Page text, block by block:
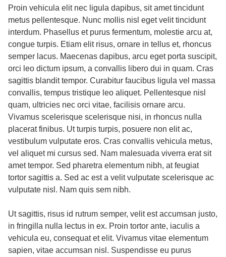
Proin vehicula elit nec ligula dapibus, sit amet tincidunt
metus pellentesque. Nunc mollis nisl eget velit tincidunt
interdum. Phasellus et purus fermentum, molestie arcu at,
congue turpis. Etiam elit risus, ornare in tellus et, rhoncus
semper lacus. Maecenas dapibus, arcu eget porta suscipit,
orci leo dictum ipsum, a convallis libero dui in quam. Cras
sagittis blandit tempor. Curabitur faucibus ligula vel massa
convallis, tempus tristique leo aliquet. Pellentesque nisl
quam, ultricies nec orci vitae, facilisis ornare arcu.
Vivamus scelerisque scelerisque nisi, in rhoncus nulla
placerat finibus. Ut turpis turpis, posuere non elit ac,
vestibulum vulputate eros. Cras convallis vehicula metus,
vel aliquet mi cursus sed. Nam malesuada viverra erat sit
amet tempor. Sed pharetra elementum nibh, at feugiat
tortor sagittis a. Sed ac est a velit vulputate scelerisque ac
vulputate nisl. Nam quis sem nibh.
Ut sagittis, risus id rutrum semper, velit est accumsan justo,
in fringilla nulla lectus in ex. Proin tortor ante, iaculis a
vehicula eu, consequat et elit. Vivamus vitae elementum
sapien, vitae accumsan nisl. Suspendisse eu purus